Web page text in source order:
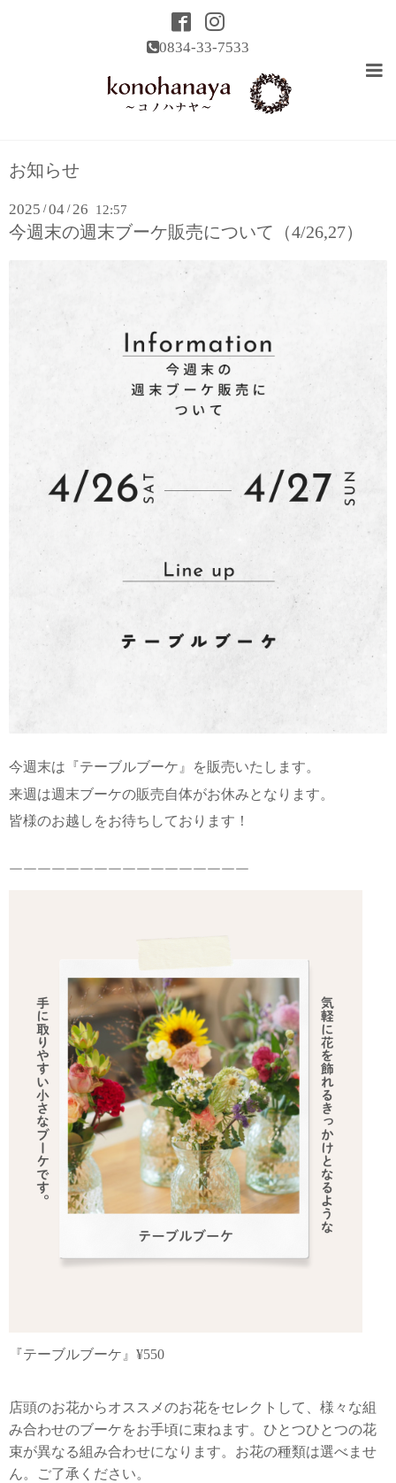
0834-33-7533
お知らせ
2025 /04 /26 12:57
今週末の週末ブーケ販売について（4/26,27）
今週末は『テーブルブーケ』を販売いたします。
来週は週末ブーケの販売自体がお休みとなります。
皆様のお越しをお待ちしております！
￣￣￣￣￣￣￣￣￣￣￣￣￣￣￣￣￣
『テーブルブーケ』¥550
店頭のお花からオススメのお花をセレクトして、様々な組
み合わせのブーケをお手頃に束ねます。ひとつひとつの花
束が異なる組み合わせになります。お花の種類は選べませ
ん。ご了承ください。